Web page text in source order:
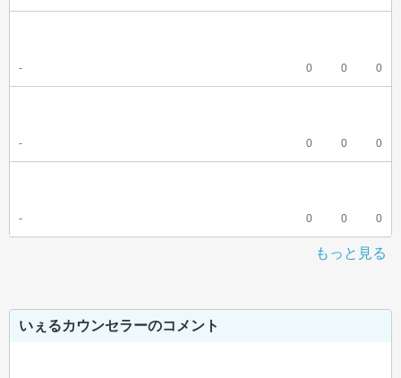
- 0 0 0
- 0 0 0
- 0 0 0
もっと見る
いぇるカウンセラーのコメント